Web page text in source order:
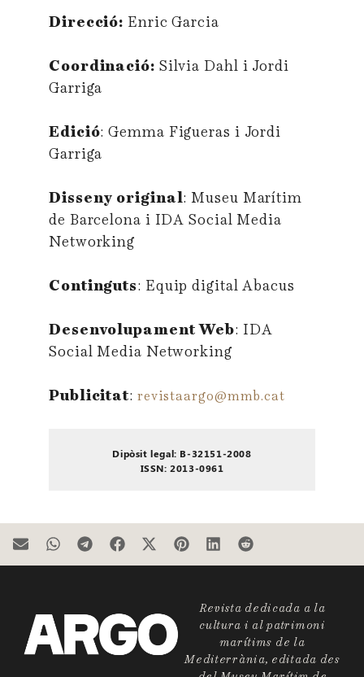
Direcció: Enric Garcia
Coordinació: Silvia Dahl i Jordi
Garriga
Edició: Gemma Figueras i Jordi
Garriga
Disseny original: Museu Marítim
de Barcelona i IDA Social Media
Networking
Continguts: Equip digital Abacus
Desenvolupament Web: IDA
Social Media Networking
Publicitat: revistaargo@mmb.cat
Dipòsit legal: B-32151-2008
ISSN: 2013-0961
Revista dedicada a la
cultura i al patrimoni
marítims de la
Mediterrània, editada des